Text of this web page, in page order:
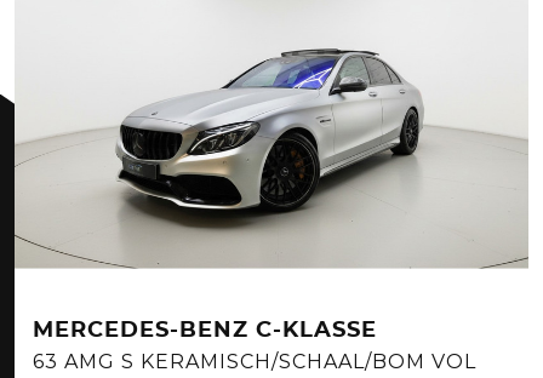
MERCEDES-BENZ C-KLASSE
63 AMG S KERAMISCH/SCHAAL/BOM VOL